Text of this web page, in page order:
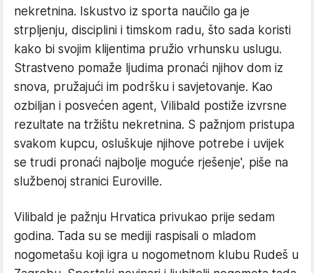
nekretnina. Iskustvo iz sporta naučilo ga je
strpljenju, disciplini i timskom radu, što sada koristi
kako bi svojim klijentima pružio vrhunsku uslugu.
Strastveno pomaže ljudima pronaći njihov dom iz
snova, pružajući im podršku i savjetovanje. Kao
ozbiljan i posvećen agent, Vilibald postiže izvrsne
rezultate na tržištu nekretnina. S pažnjom pristupa
svakom kupcu, osluškuje njihove potrebe i uvijek
se trudi pronaći najbolje moguće rješenje', piše na
službenoj stranici Euroville.
Vilibald je pažnju Hrvatica privukao prije sedam
godina. Tada su se mediji raspisali o mladom
nogometašu koji igra u nogometnom klubu Rudeš u